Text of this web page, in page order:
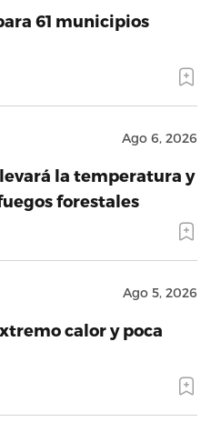
61 municipios
Ago 6, 2026
la temperatura y
forestales
Ago 5, 2026
calor y poca